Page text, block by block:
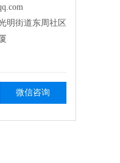
明街道东周社区
微信咨询